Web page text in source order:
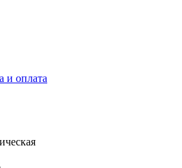
и оплата